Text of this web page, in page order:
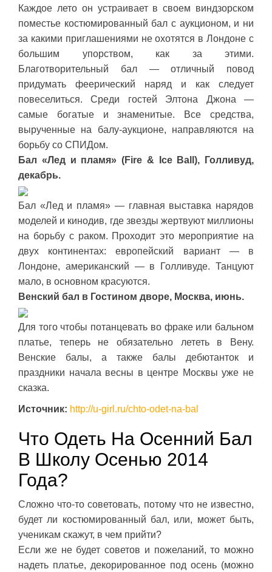
Каждое лето он устраивает в своем виндзорском
поместье костюмированный бал с аукционом, и ни
за какими приглашениями не охотятся в Лондоне с
большим упорством, как за этими.
Благотворительный бал — отличный повод
придумать феерический наряд и как следует
повеселиться. Среди гостей Элтона Джона —
самые богатые и знаменитые. Все средства,
вырученные на балу-аукционе, направляются на
борьбу со СПИДом.
Бал «Лед и пламя» (Fire & Ice Ball), Голливуд,
декабрь.
Бал «Лед и пламя» — главная выставка нарядов
моделей и кинодив, где звезды жертвуют миллионы
на борьбу с раком. Проходит это мероприятие на
двух континентах: европейский вариант — в
Лондоне, американский — в Голливуде. Танцуют
мало, в основном красуются.
Венский бал в Гостином дворе, Москва, июнь.
Для того чтобы потанцевать во фраке или бальном
платье, теперь не обязательно лететь в Вену.
Венские балы, а также балы дебютанток и
праздники начала весны в центре Москвы уже не
сказка.
Источник: http://u-girl.ru/chto-odet-na-bal
Что Одеть На Осенний Бал
В Школу Осенью 2014
Года?
Сложно что-то советовать, потому что не известно,
будет ли костюмированный бал, или, может быть,
ученикам скажут, в чем прийти?
Если же не будет советов и пожеланий, то можно
надеть платье, декорированное под осень (можно